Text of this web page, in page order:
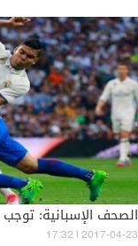
الصحف الإسبانية:
17:32 | 2017-04-23